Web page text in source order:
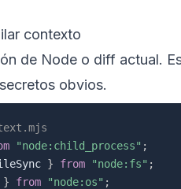
contexto
de Node o diff actual.
obvios.
"node:child_process" ;
} from "node:fs" ;
} from "node:os" ;